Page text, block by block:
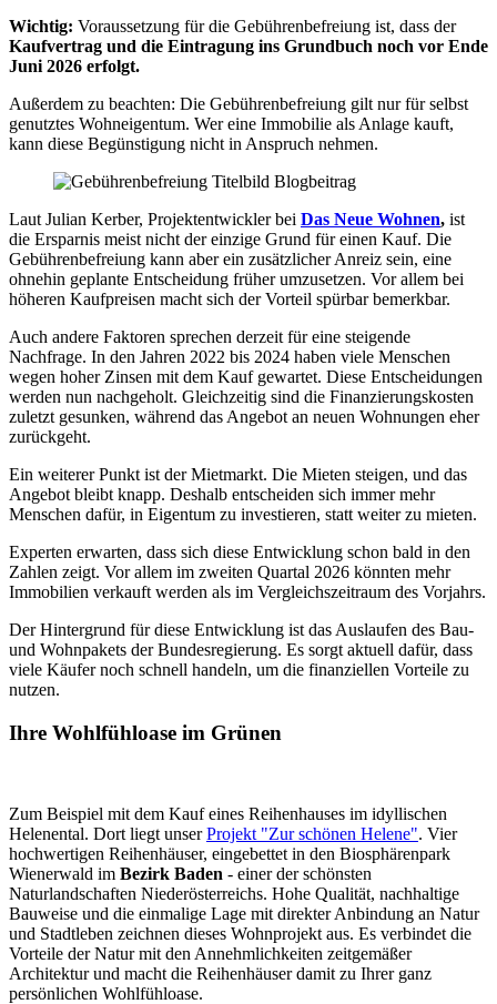
Wichtig: Voraussetzung für die Gebührenbefreiung ist, dass der
Kaufvertrag und die Eintragung ins Grundbuch noch vor Ende
Juni 2026 erfolgt.
Außerdem zu beachten: Die Gebührenbefreiung gilt nur für selbst
genutztes Wohneigentum. Wer eine Immobilie als Anlage kauft,
kann diese Begünstigung nicht in Anspruch nehmen.
Laut Julian Kerber, Projektentwickler bei Das Neue Wohnen, ist
die Ersparnis meist nicht der einzige Grund für einen Kauf. Die
Gebührenbefreiung kann aber ein zusätzlicher Anreiz sein, eine
ohnehin geplante Entscheidung früher umzusetzen. Vor allem bei
höheren Kaufpreisen macht sich der Vorteil spürbar bemerkbar.
Auch andere Faktoren sprechen derzeit für eine steigende
Nachfrage. In den Jahren 2022 bis 2024 haben viele Menschen
wegen hoher Zinsen mit dem Kauf gewartet. Diese Entscheidungen
werden nun nachgeholt. Gleichzeitig sind die Finanzierungskosten
zuletzt gesunken, während das Angebot an neuen Wohnungen eher
zurückgeht.
Ein weiterer Punkt ist der Mietmarkt. Die Mieten steigen, und das
Angebot bleibt knapp. Deshalb entscheiden sich immer mehr
Menschen dafür, in Eigentum zu investieren, statt weiter zu mieten.
Experten erwarten, dass sich diese Entwicklung schon bald in den
Zahlen zeigt. Vor allem im zweiten Quartal 2026 könnten mehr
Immobilien verkauft werden als im Vergleichszeitraum des Vorjahrs.
Der Hintergrund für diese Entwicklung ist das Auslaufen des Bau-
und Wohnpakets der Bundesregierung. Es sorgt aktuell dafür, dass
viele Käufer noch schnell handeln, um die finanziellen Vorteile zu
nutzen.
Ihre Wohlfühloase im Grünen
Zum Beispiel mit dem Kauf eines Reihenhauses im idyllischen
Helenental. Dort liegt unserProjekt "Zur schönen Helene". Vier
hochwertigen Reihenhäuser, eingebettet in den Biosphärenpark
Wienerwald im Bezirk Baden - einer der schönsten
Naturlandschaften Niederösterreichs. Hohe Qualität, nachhaltige
Bauweise und die einmalige Lage mit direkter Anbindung an Natur
und Stadtleben zeichnen dieses Wohnprojekt aus. Es verbindet die
Vorteile der Natur mit den Annehmlichkeiten zeitgemäßer
Architektur und macht die Reihenhäuser damit zu Ihrer ganz
persönlichen Wohlfühloase.